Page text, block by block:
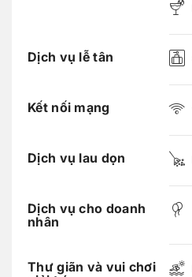
Dịch vụ lễ tân
Kết nối mạng
Dịch vụ lau dọn
Dịch vụ cho doanh
nhân
Thư giãn và vui chơi